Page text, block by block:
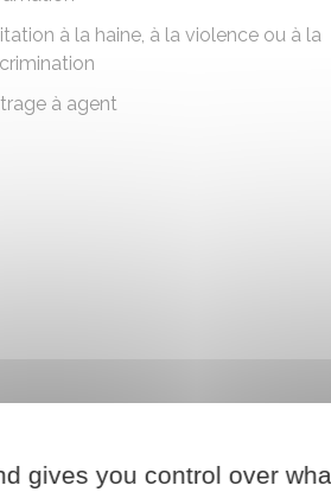
à la haine, à la violence ou à la
à agent
gives you control over